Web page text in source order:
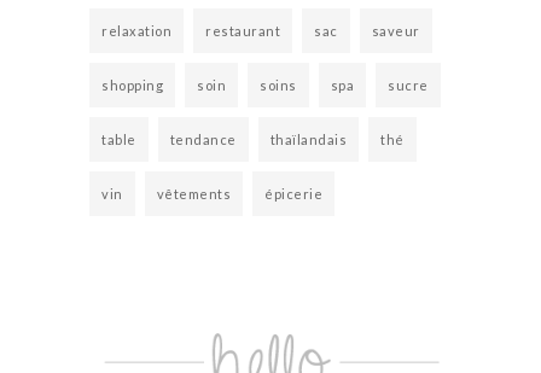
relaxation restaurant sac saveur
shopping soin soins spa sucre
table tendance thaïlandais thé
vin vêtements épicerie